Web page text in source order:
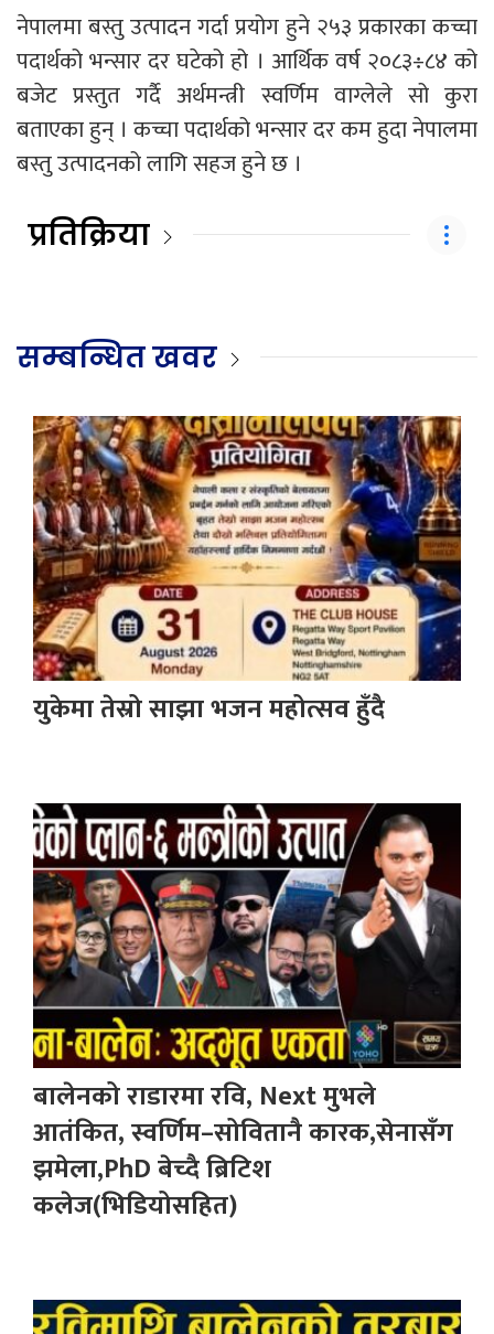
नेपालमा बस्तु उत्पादन गर्दा प्रयोग हुने २५३ प्रकारका कच्चा
पदार्थको भन्सार दर घटेको हो । आर्थिक वर्ष २०८३÷८४ को
बजेट प्रस्तुत गर्दै अर्थमन्त्री स्वर्णिम वाग्लेले सो कुरा
बताएका हुन् । कच्चा पदार्थको भन्सार दर कम हुदा नेपालमा
बस्तु उत्पादनको लागि सहज हुने छ ।
प्रतिक्रिया
सम्बन्धित खवर
युकेमा तेस्रो साझा भजन महोत्सव हुँदै
बालेनको राडारमा रवि, Next मुभले
आतंकित, स्वर्णिम–सोवितानै कारक,सेनासँग
झमेला,PhD बेच्दै ब्रिटिश
कलेज(भिडियोसहित)